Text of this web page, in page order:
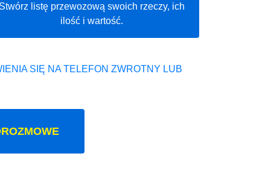
Stwórz listę przewozową swoich rzeczy, ich
ilość i wartość.
SIĘ NA TELEFON ZWROTNY LUB